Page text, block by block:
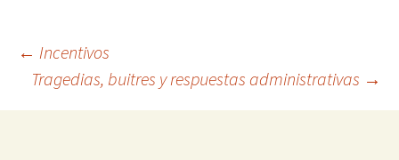
Navegación
de
← Incentivos
Tragedias, buitres y respuestas administrativas →